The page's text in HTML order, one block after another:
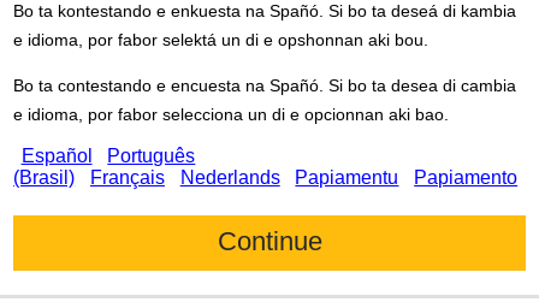
Bo ta kontestando e enkuesta na Spañó. Si bo ta deseá di kambia
e idioma, por fabor selektá un di e opshonnan aki bou.
Bo ta contestando e encuesta na Spañó. Si bo ta desea di cambia
e idioma, por fabor selecciona un di e opcionnan aki bao.
Español
Português
(Brasil)
Français Nederlands Papiamentu Papiamento